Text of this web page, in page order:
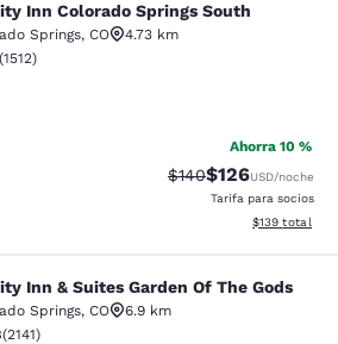
Springs South
Inn Colorado Springs South
Springs, CO
4.73 km
de 4.13 estrellas. Muy bueno. 1512 reseñas
(1512)
Ahorra 10 %
Precio tachado:
$140Precio con
$126USD/noche
Tarifa para socios
Ver detalles
$139 total
Suites Garden Of The
Inn & Suites Garden Of The Gods
Springs, CO
6.9 km
de 3.79 estrellas. Bueno. 2141 reseñas
(2141)